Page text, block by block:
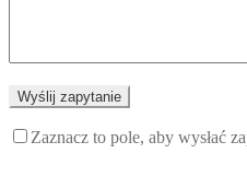
Zaznacz to pole, aby wysłać